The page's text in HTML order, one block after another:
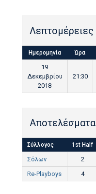
Λεπτομέρειες
Ημερομηνία Ώρα
19
Δεκεμβρίου
2018
21:30
Αποτελέσματα
Σύλλογος 1st Half
Σόλων 2
Re-Playboys
4